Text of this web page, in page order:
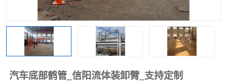
汽车底部鹤管_信阳流体装卸臂_支持定制